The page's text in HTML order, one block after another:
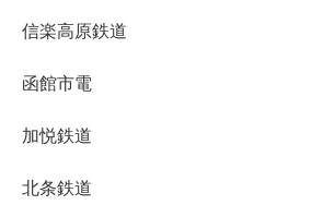
信楽高原鉄道
函館市電
加悦鉄道
北条鉄道